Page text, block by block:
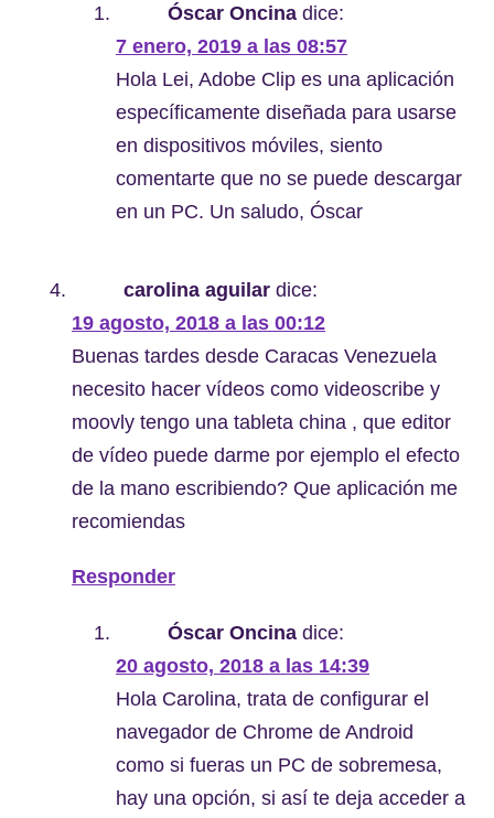
Óscar Oncina dice:
7 enero, 2019 a las 08:57
Hola Lei, Adobe Clip es una aplicación
específicamente diseñada para usarse
en dispositivos móviles, siento
comentarte que no se puede descargar
en un PC. Un saludo, Óscar
carolina aguilar dice:
19 agosto, 2018 a las 00:12
Buenas tardes desde Caracas Venezuela
necesito hacer vídeos como videoscribe y
moovly tengo una tableta china , que editor
de vídeo puede darme por ejemplo el efecto
de la mano escribiendo? Que aplicación me
recomiendas
Responder
Óscar Oncina dice:
20 agosto, 2018 a las 14:39
Hola Carolina, trata de configurar el
navegador de Chrome de Android
como si fueras un PC de sobremesa,
hay una opción, si así te deja acceder a